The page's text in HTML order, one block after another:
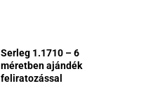
Serleg 1.1710 – 6
méretben ajándék
feliratozással